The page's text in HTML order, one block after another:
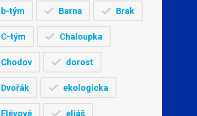
b-tým Barna Brak
C-tým Chaloupka
Chodov dorost
Dvořák ekologicka
Elévové eliáš